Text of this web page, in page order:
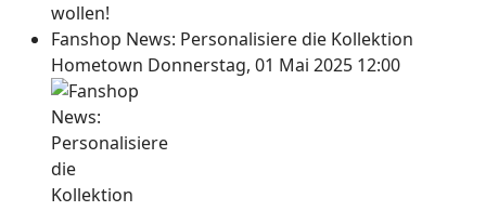
wollen!
Fanshop News: Personalisiere die Kollektion
Hometown Donnerstag, 01 Mai 2025 12:00